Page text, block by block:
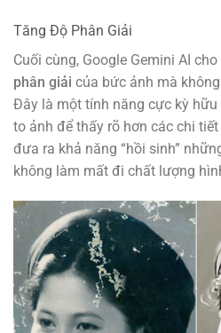
Tăng Độ Phân Giải
Cuối cùng, Google Gemini AI
phân giải của bức ảnh mà
Đây là một tính năng cực kỳ
to ảnh để thấy rõ hơn các chi
đưa ra khả năng “hồi sinh”
không làm mất đi chất lượng